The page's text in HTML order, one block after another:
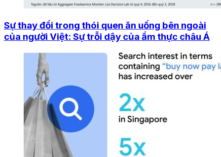
Sự thay đổi trong thói quen ăn uống bên ngoài
của người Việt: Sự trỗi dậy của ẩm thực châu Á